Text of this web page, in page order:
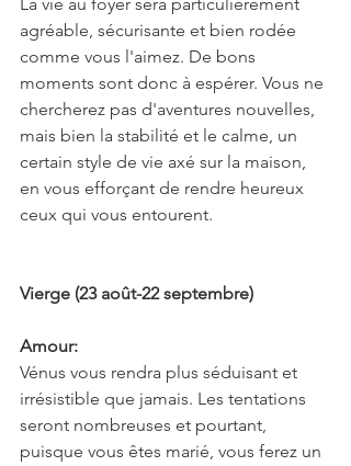
agréable, sécurisante et bien rodée
comme vous l'aimez. De bons
moments sont donc à espérer. Vous ne
chercherez pas d'aventures nouvelles,
mais bien la stabilité et le calme, un
certain style de vie axé sur la maison,
en vous efforçant de rendre heureux
ceux qui vous entourent.
Vierge (23 août-22 septembre)
Amour:
Vénus vous rendra plus séduisant et
irrésistible que jamais. Les tentations
seront nombreuses et pourtant,
puisque vous êtes marié, vous ferez un